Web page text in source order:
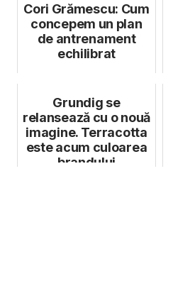
Cori Grămescu: Cum
concepem un plan
de antrenament
echilibrat
Grundig se
relansează cu o nouă
imagine. Terracotta
este acum culoarea
brandului